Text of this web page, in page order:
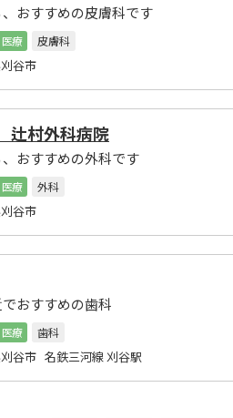
おすすめの皮膚科です
療
皮膚科
谷市
村外科病院
おすすめの外科です
療
外科
谷市
おすすめの歯科
療
歯科
谷市 名鉄三河線 刈谷駅